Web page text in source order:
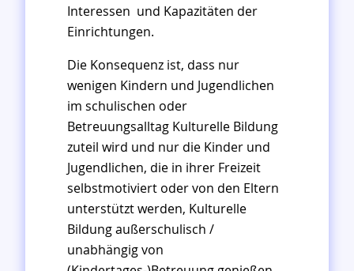
Interessen und Kapazitäten der
Einrichtungen.
Die Konsequenz ist, dass nur
wenigen Kindern und Jugendlichen
im schulischen oder
Betreuungsalltag Kulturelle Bildung
zuteil wird und nur die Kinder und
Jugendlichen, die in ihrer Freizeit
selbstmotiviert oder von den Eltern
unterstützt werden, Kulturelle
Bildung außerschulisch /
unabhängig von